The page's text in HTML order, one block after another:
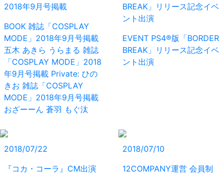
2018年9月号掲載
BOOK 雑誌「COSPLAY
MODE」2018年9月号掲載
五木 あきら うらまる 雑誌
「COSPLAY MODE」2018
年9月号掲載 Private: ひの
きお 雑誌「COSPLAY
MODE」2018年9月号掲載
おざーーん 蒼羽 もぐ汰
BREAK」リリース記念イベ
ント出演
EVENT PS4®版「BORDER
BREAK」リリース記念イベ
ント出演
2018/07/22
『コカ・コーラ』CM出演
2018/07/10
12COMPANY運営 会員制